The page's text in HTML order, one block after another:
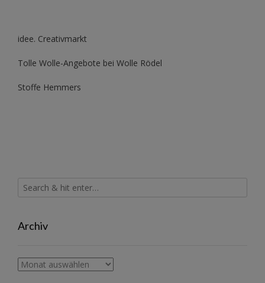
idee. Creativmarkt
Tolle Wolle-Angebote bei Wolle Rödel
Stoffe Hemmers
Archiv
Archiv